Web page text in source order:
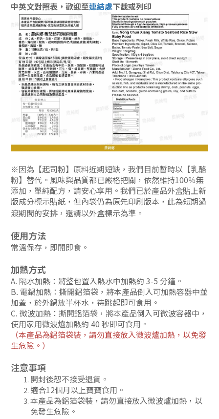
中英文對照表， 歡迎至連結處下載或列印
※因為【起司粉】原料近期短缺，我們目前暫時以【乳酪
粉】替代。風味與品質都已嚴格把關，依然維持100％無
添加，單純配方，請安心享用。我們已於產品外盒貼上新
版成分標示貼紙，但內袋仍為原先印刷版本，此為短期過
渡期間的安排，還請以外盒標示為準。
使用方法
常溫保存，即開即食。
加熱方式
A. 隔水加熱：將整包置入熱水中加熱約 3-5 分鐘。
B. 電鍋加熱：撕開鋁箔袋，將本產品倒入可加熱容器中並
加蓋，於外鍋放半杯水，待跳起即可食用。
C. 微波加熱：撕開鋁箔袋，將本產品倒入可微波容器中，
使用家用微波爐加熱約 40 秒即可食用。
（本產品為鋁箔袋裝，請勿直接放入微波爐加熱，以免發
生危險。 ）
注意事項
開封後恕不接受退貨。
適合12個月以上寶寶食用。
本產品為鋁箔袋裝，請勿直接放入微波爐加熱，以
免發生危險。